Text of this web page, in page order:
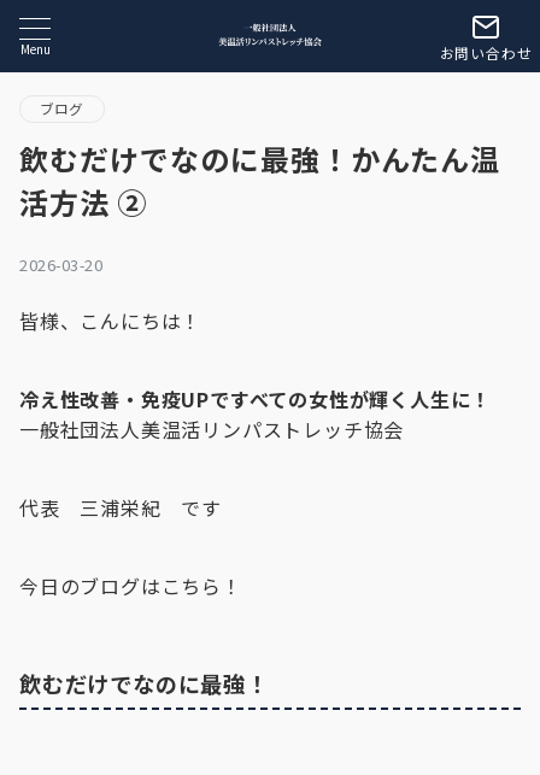
Menu お問い合わせ
ブログ
飲むだけでなのに最強！かんたん温
活方法 ②
2026-03-20
皆様、こんにちは！
冷え性改善・免疫UPですべての女性が輝く人生に！
一般社団法人美温活リンパストレッチ協会
代表 三浦栄紀 です
今日のブログはこちら！
飲むだけでなのに最強！